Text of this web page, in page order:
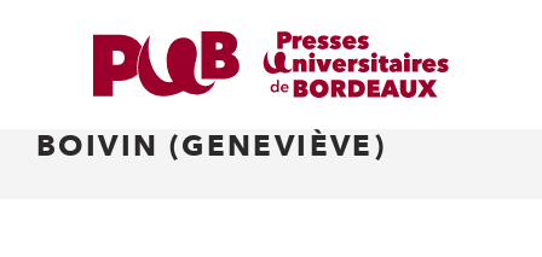
BOIVIN (GENEVIÈVE)